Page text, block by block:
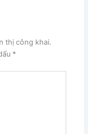
thị công khai.
*